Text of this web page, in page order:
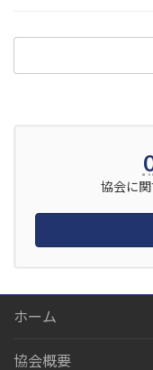
協会に
ホーム
協会概要